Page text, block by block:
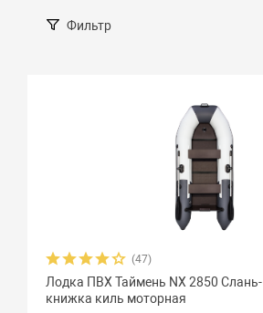
Фильтр
Длина кокпита, см
(47)
Лодка ПВХ Таймень NX 2850 Слань-
книжка киль моторная